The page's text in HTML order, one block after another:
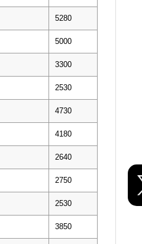
5280
5000
3300
2530
4730
4180
2640
2750
2530
3850